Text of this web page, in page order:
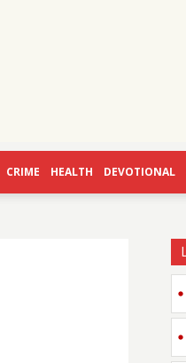
CRIME HEALTH DEVOTIONAL